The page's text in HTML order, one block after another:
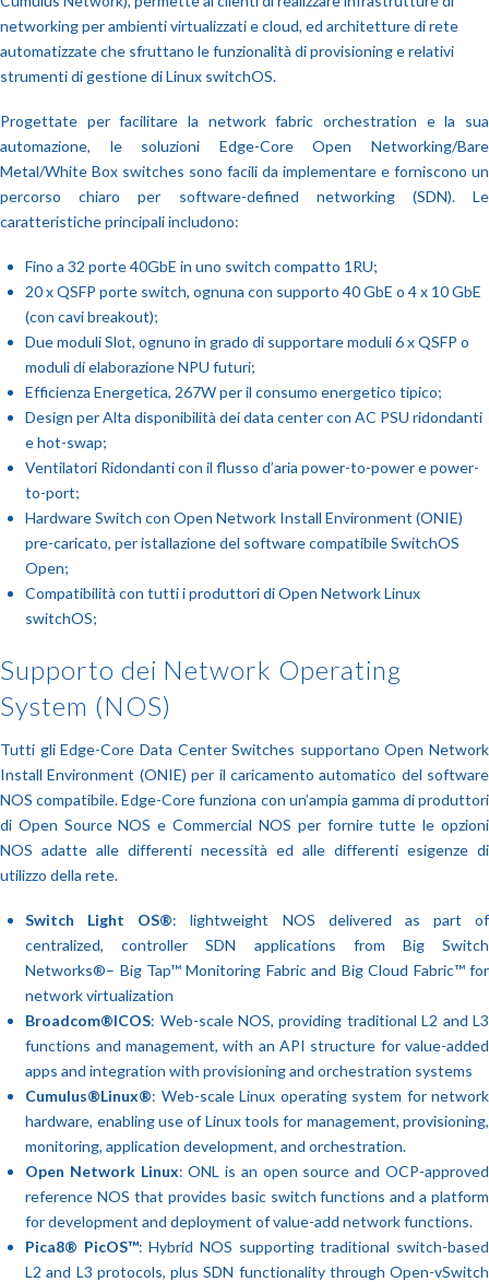
networking per ambienti virtualizzati e cloud, ed architetture di rete
automatizzate che sfruttano le funzionalità di provisioning e relativi
strumenti di gestione di Linux switchOS.
Progettate per facilitare la network fabric orchestration e la sua
automazione, le soluzioni Edge-Core Open Networking/Bare
Metal/White Box switches sono facili da implementare e forniscono un
percorso chiaro per software-defined networking (SDN). Le
caratteristiche principali includono:
Fino a 32 porte 40GbE in uno switch compatto 1RU;
20 x QSFP porte switch, ognuna con supporto 40 GbE o 4 x 10 GbE
(con cavi breakout);
Due moduli Slot, ognuno in grado di supportare moduli 6 x QSFP o
moduli di elaborazione NPU futuri;
Efficienza Energetica, 267W per il consumo energetico tipico;
Design per Alta disponibilità dei data center con AC PSU ridondanti
e hot-swap;
Ventilatori Ridondanti con il flusso d’aria power-to-power e power-
to-port;
Hardware Switch con Open Network Install Environment (ONIE)
pre-caricato, per istallazione del software compatibile SwitchOS
Open;
Compatibilità con tutti i produttori di Open Network Linux
switchOS;
Supporto dei Network Operating
System (NOS)
Tutti gli Edge-Core Data Center Switches supportano Open Network
Install Environment (ONIE) per il caricamento automatico del software
NOS compatibile. Edge-Core funziona con un’ampia gamma di produttori
di Open Source NOS e Commercial NOS per fornire tutte le opzioni
NOS adatte alle differenti necessità ed alle differenti esigenze di
utilizzo della rete.
Switch Light OS®: lightweight NOS delivered as part of
centralized, controller SDN applications from Big Switch
Networks®– Big Tap™ Monitoring Fabric and Big Cloud Fabric™ for
network virtualization
Broadcom®ICOS: Web-scale NOS, providing traditional L2 and L3
functions and management, with an API structure for value-added
apps and integration with provisioning and orchestration systems
Cumulus®Linux®: Web-scale Linux operating system for network
hardware, enabling use of Linux tools for management, provisioning,
monitoring, application development, and orchestration.
Open Network Linux: ONL is an open source and OCP-approved
reference NOS that provides basic switch functions and a platform
for development and deployment of value-add network functions.
Pica8® PicOS™: Hybrid NOS supporting traditional switch-based
L2 and L3 protocols, plus SDN functionality through Open-vSwitch